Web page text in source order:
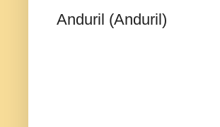
Anduril (Anduril)